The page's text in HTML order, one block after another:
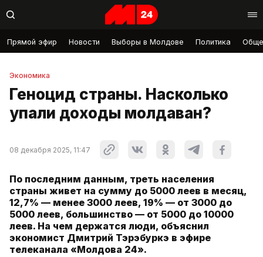
Прямой эфир Новости Выборы в Молдове Политика
Экономика
Геноцид страны. Насколько
упали доходы молдаван?
08 декабря 2025, 11:47
По последним данным, треть населения
страны живет на сумму до 5000 леев в месяц,
12,7% — менее 3000 леев, 19% — от 3000 до
5000 леев, большинство — от 5000 до 10000
леев. На чем держатся люди, объяснил
экономист Дмитрий Тэрэбуркэ в эфире
телеканала «Молдова 24».